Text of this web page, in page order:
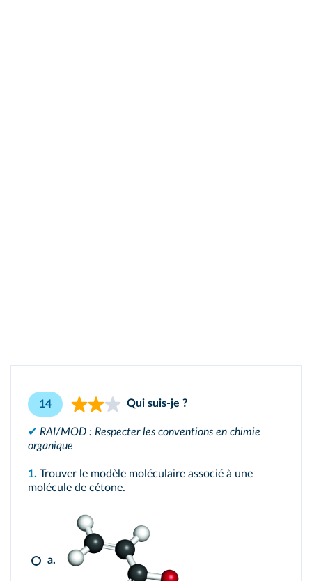
14 Qui suis-je ?
✔ RAI/MOD : Respecter les conventions en chimie
organique
1. Trouver le modèle moléculaire associé à une
molécule de cétone.
a.